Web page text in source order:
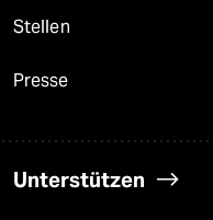
Stellen
Presse
Unterstützen